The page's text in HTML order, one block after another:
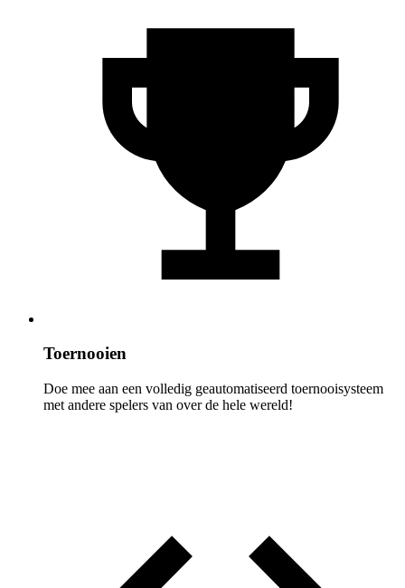
Toernooien
Doe mee aan een volledig geautomatiseerd toernooisysteem
met andere spelers van over de hele wereld!